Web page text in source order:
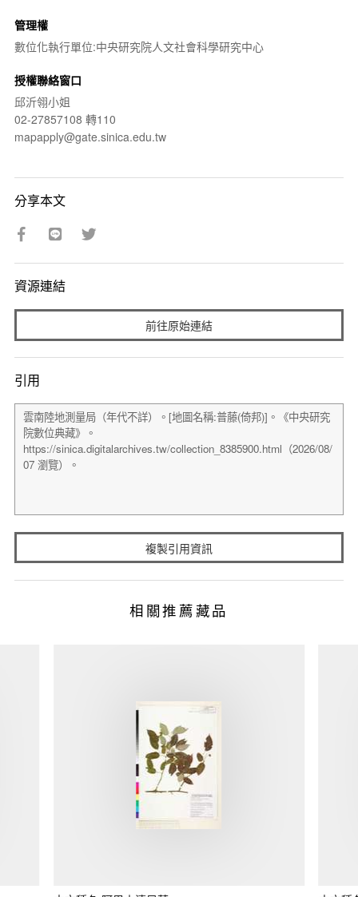
管理權
數位化執行單位:中央研究院人文社會科學研究中心
授權聯絡窗口
邱沂翎小姐
02-27857108 轉110
mapapply@gate.sinica.edu.tw
分享本文
資源連結
前往原始連結
引用
複製引用資訊
相關推薦藏品